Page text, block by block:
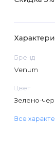
Бренд
Venum
Цвет
Зелено-
Все